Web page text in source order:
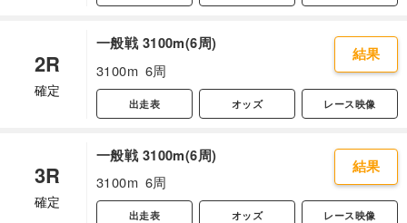
2R
確定
一般戦 3100m(6周)
3100m 6周
結果
出走表 オッズ レース映像
3R
確定
一般戦 3100m(6周)
3100m 6周
結果
出走表 オッズ レース映像